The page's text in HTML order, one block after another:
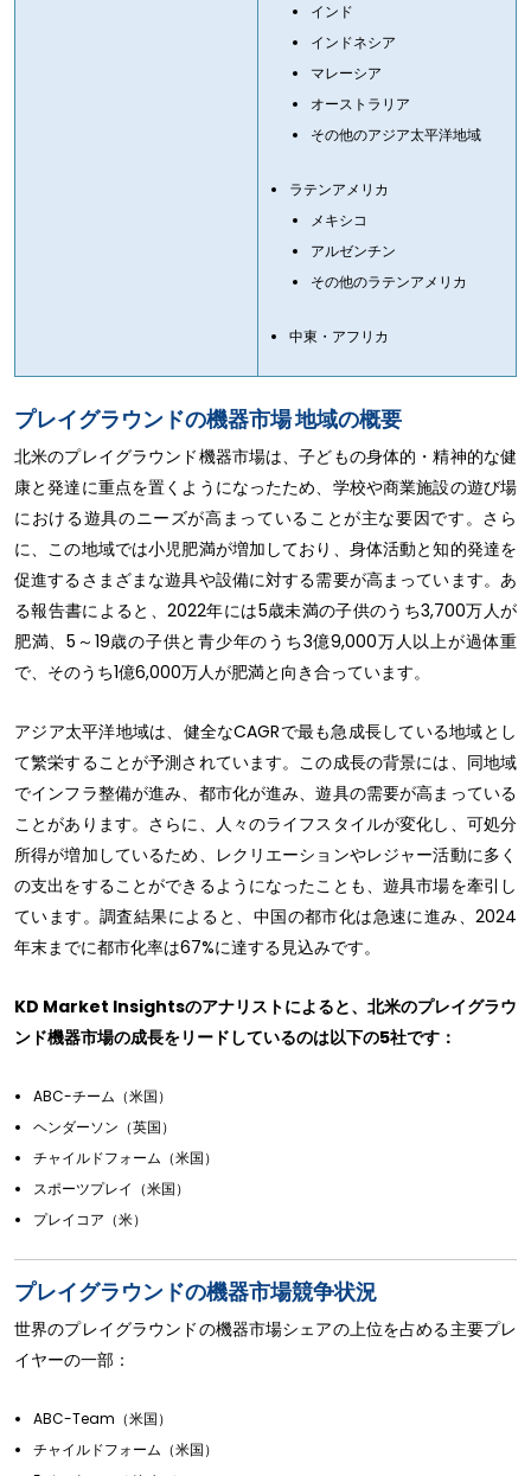
インド
インドネシア
マレーシア
オーストラリア
その他のアジア太平洋地域
ラテンアメリカ
メキシコ
アルゼンチン
その他のラテンアメリカ
中東・アフリカ
プレイグラウンドの機器市場 地域の概要
北米のプレイグラウンド機器市場は、子どもの身体的・精神的な健
康と発達に重点を置くようになったため、学校や商業施設の遊び場
における遊具のニーズが高まっていることが主な要因です。さら
に、この地域では小児肥満が増加しており、身体活動と知的発達を
促進するさまざまな遊具や設備に対する需要が高まっています。あ
る報告書によると、2022年には5歳未満の子供のうち3,700万人が
肥満、5～19歳の子供と青少年のうち3億9,000万人以上が過体重
で、そのうち1億6,000万人が肥満と向き合っています。
アジア太平洋地域は、健全なCAGRで最も急成長している地域とし
て繁栄することが予測されています。この成長の背景には、同地域
でインフラ整備が進み、都市化が進み、遊具の需要が高まっている
ことがあります。さらに、人々のライフスタイルが変化し、可処分
所得が増加しているため、レクリエーションやレジャー活動に多く
の支出をすることができるようになったことも、遊具市場を牽引し
ています。調査結果によると、中国の都市化は急速に進み、2024
年末までに都市化率は67%に達する見込みです。
KD Market Insightsのアナリストによると、北米のプレイグラウ
ンド機器市場の成長をリードしているのは以下の5社です：
ABC-チーム（米国）
ヘンダーソン（英国）
チャイルドフォーム（米国）
スポーツプレイ（米国）
プレイコア（米）
プレイグラウンドの機器市場競争状況
世界のプレイグラウンドの機器市場シェアの上位を占める主要プレ
イヤーの一部：
ABC-Team（米国）
チャイルドフォーム（米国）